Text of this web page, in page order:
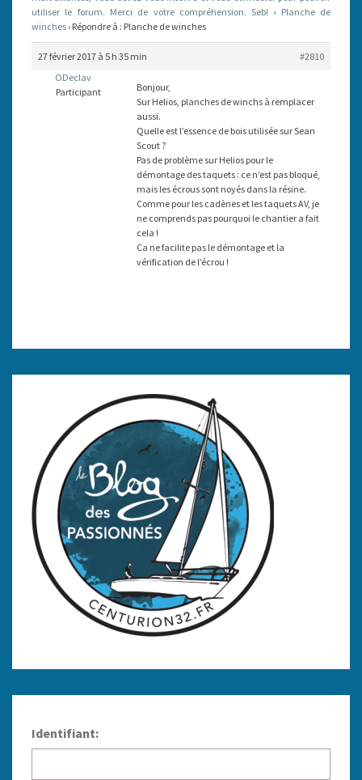
utiliser le forum. Merci de votre compréhension. Seb! › Planche de
winches › Répondre à : Planche de winches
27 février 2017 à 5 h 35 min
#2810
ODeclav
Participant
Bonjour,
Sur Helios, planches de winchs à remplacer
aussi.
Quelle est l’essence de bois utilisée sur Sean
Scout ?
Pas de problème sur Helios pour le
démontage des taquets : ce n’est pas bloqué,
mais les écrous sont noyés dans la résine.
Comme pour les cadènes et les taquets AV, je
ne comprends pas pourquoi le chantier a fait
cela !
Ca ne facilite pas le démontage et la
vérification de l’écrou !
Identifiant: